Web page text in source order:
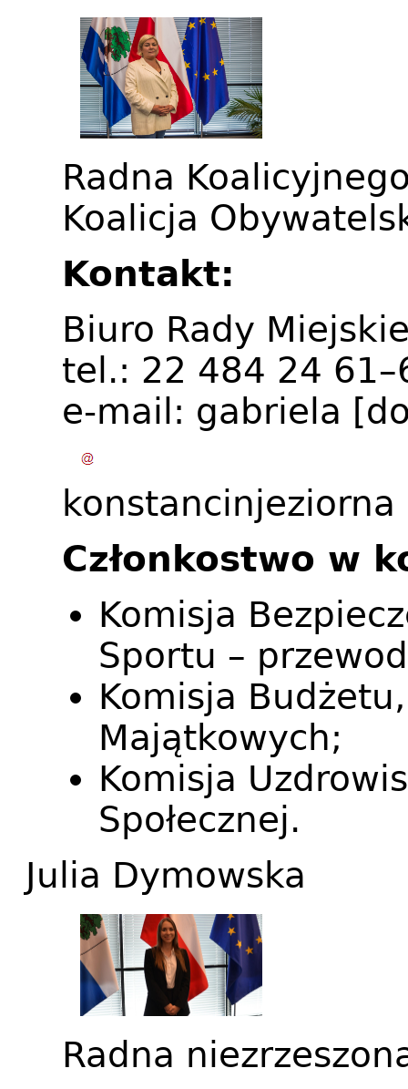
Radna
Koalicja
Kontakt:
Biuro Rady
tel.: 22 484 24
e-mail: gabriela
konstancinjeziorna
Członkostwo w
Komisja
Sportu –
Komisja
Majątkowych;
Komisja
Społecznej.
Julia Dymowska
Radna